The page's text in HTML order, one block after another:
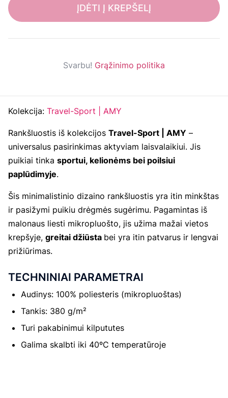
ĮDĖTI Į KREPŠELĮ
Svarbu! Grąžinimo politika
Kolekcija: Travel-Sport | AMY
Rankšluostis iš kolekcijos Travel-Sport | AMY –
universalus pasirinkimas aktyviam laisvalaikiui. Jis
puikiai tinka sportui, kelionėms bei poilsiui
paplūdimyje.
Šis minimalistinio dizaino rankšluostis yra itin minkštas
ir pasižymi puikiu drėgmės sugėrimu. Pagamintas iš
malonaus liesti mikropluošto, jis užima mažai vietos
krepšyje, greitai džiūsta bei yra itin patvarus ir lengvai
prižiūrimas.
TECHNINIAI PARAMETRAI
Audinys: 100% poliesteris (mikropluoštas)
Tankis: 380 g/m²
Turi pakabinimui kilpututes
Galima skalbti iki 40ºC temperatūroje